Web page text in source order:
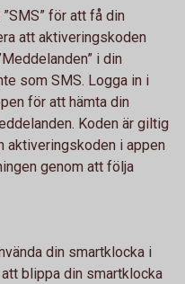
för att få din
att aktiveringskoden
i din
som SMS. Logga in i
för att hämta din
Koden är giltig
aktiveringskoden i appen
genom att följa
din smartklocka i
blippa din smartklocka